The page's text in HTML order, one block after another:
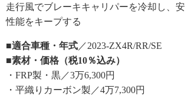
走行風でブレーキキャリパーを冷却し、
性能をキープする
■適合車種・年式 ／2023-ZX4R/RR/SE
■素材・価格（税10％込み）
・FRP製・黒／3万6,300円
・平織りカーボン製／4万7,300円